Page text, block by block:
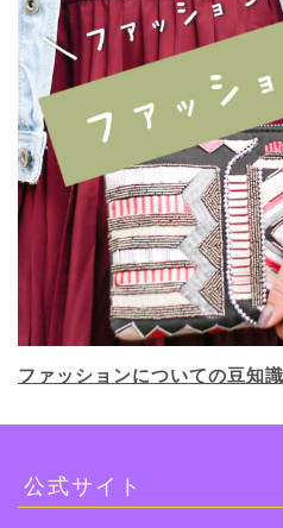
ファッションについての豆知
公式サイト
エディス
お
利用シ